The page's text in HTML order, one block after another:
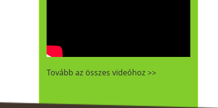
Tovább az összes videóhoz >>